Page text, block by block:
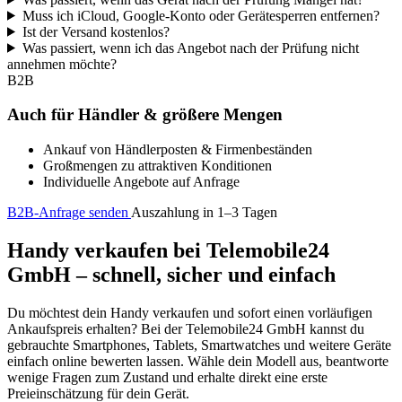
Muss ich iCloud, Google-Konto oder Gerätesperren entfernen?
Ist der Versand kostenlos?
Was passiert, wenn ich das Angebot nach der Prüfung nicht
annehmen möchte?
B2B
Auch für Händler & größere Mengen
Ankauf von Händlerposten & Firmenbeständen
Großmengen zu attraktiven Konditionen
Individuelle Angebote auf Anfrage
B2B-Anfrage senden Auszahlung in 1–3 Tagen
Handy verkaufen bei Telemobile24
GmbH – schnell, sicher und einfach
Du möchtest dein Handy verkaufen und sofort einen vorläufigen
Ankaufspreis erhalten? Bei der Telemobile24 GmbH kannst du
gebrauchte Smartphones, Tablets, Smartwatches und weitere Geräte
einfach online bewerten lassen. Wähle dein Modell aus, beantworte
wenige Fragen zum Zustand und erhalte direkt eine erste
Preieinschätzung für dein Gerät.